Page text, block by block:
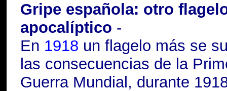
Gripe española: otro
apocalíptico -
En 1918 un flagelo más se
las consecuencias de la
Guerra Mundial, durante